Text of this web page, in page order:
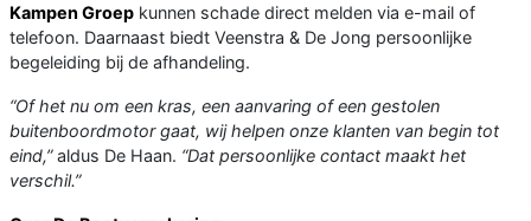
Kampen Groep kunnen schade direct melden via e-mail of
telefoon. Daarnaast biedt Veenstra & De Jong persoonlijke
begeleiding bij de afhandeling.
“Of het nu om een kras, een aanvaring of een gestolen
buitenboordmotor gaat, wij helpen onze klanten van begin tot
eind,”aldus De Haan. “Dat persoonlijke contact maakt het
verschil.”